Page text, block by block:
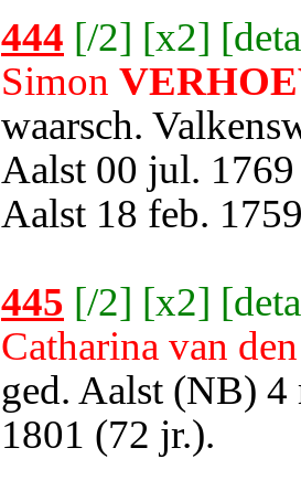
444 [/2] [x2] [
Simon
waarsch.
Aalst 00 jul.
Aalst 18 feb.
445 [/2] [x2] [
Catharina van
ged. Aalst (NB) 4
1801 (72 jr.).